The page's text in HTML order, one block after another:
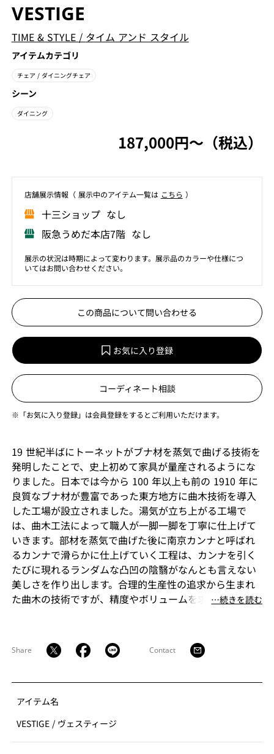
VESTIGE
TIME & STYLE / タイム アンド スタイル
アイテムカテゴリ
チェア / ダイニングチェア
シーン
ダイニング
187,000円〜（税込）
店舗展⽰情報（ 展⽰中のアイテム⼀覧は こちら ）
⼗三ショップ なし
阪急うめだ本店7階 なし
展示の状況は時期によって変わります。展示品のカラーや仕様につ
いてはお問い合わせください。
この商品について問い合わせる
お気に入り登録
コーディネート相談
※「お気に入り登録」は会員登録をするとご利用いただけます。
19 世紀半ばにトーネットがブナ材を蒸気で曲げる技術を
発明したことで、史上初めて家具が量産されるようにな
りました。日本では今から 100 年以上も前の 1910 年に
良質なブナ材が豊富であった東方地方に曲木技術を導入
した工場が設立されました。湯気が立ち上がる工場で
は、曲木工法によって職人が一脚一脚を丁寧に仕上げて
いきます。部材を蒸気で曲げた後に南京カンナと呼ばれ
るカンナで滑らかに仕上げていく工程は、カンナを引く
たびに現れるランダムな凸凹の陰翳がなんとも言えない
美しさを作り出します。合理的生産性の追求から生まれ
た曲木の技術ですが、精度やボリュームを求めるのでは
考えました。身体をすっぽり包み込むシェルデザイン。
抑揚のあるフレームと手仕事から生まれる優しい木の風
椅子は、過去の技術と現代の思考が混じり合い、時を紡
ぐ新しいカタチとなりました。
⋯続きを読む
Share Contact
アイテム名
VESTIGE / ヴェスティージ